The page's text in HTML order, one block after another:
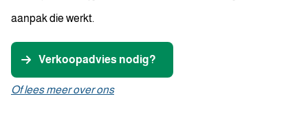
aanpak die werkt.
Verkoopadvies nodig?
Of lees meer over ons